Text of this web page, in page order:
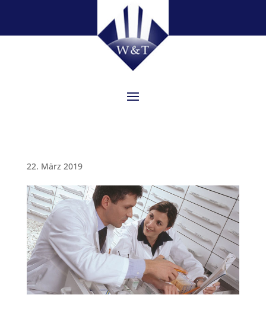
22. März 2019